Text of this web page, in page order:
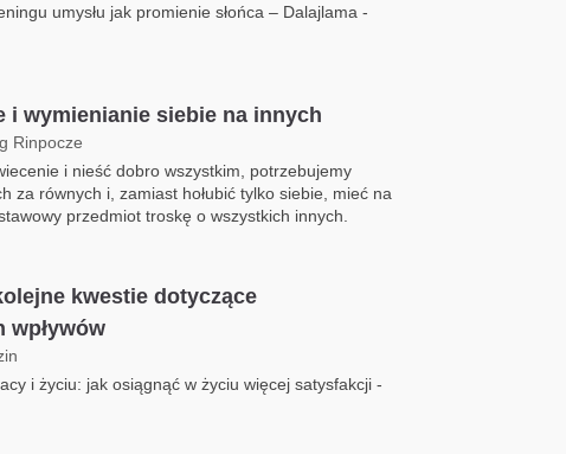
umysłu jak promienie słońca – Dalajlama -
i wymienianie siebie na innych
Rinpocze
i nieść dobro wszystkim, potrzebujemy
za równych i, zamiast hołubić tylko siebie, mieć na
przedmiot troskę o wszystkich innych.
kwestie dotyczące
wpływów
i życiu: jak osiągnąć w życiu więcej satysfakcji -